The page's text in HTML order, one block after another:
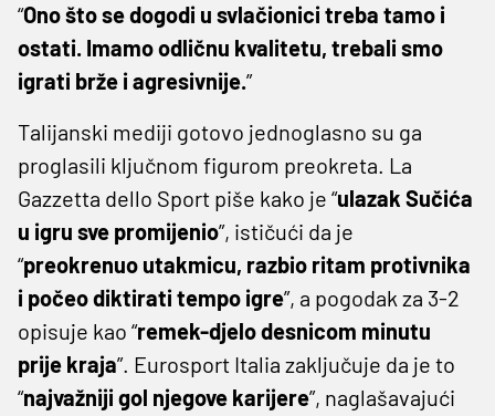
“Ono što se dogodi u svlačionici treba tamo i
ostati. Imamo odličnu kvalitetu, trebali smo
igrati brže i agresivnije.”
Talijanski mediji gotovo jednoglasno su ga
proglasili ključnom figurom preokreta. La
Gazzetta dello Sport piše kako je “ulazak Sučića
u igru sve promijenio”, ističući da je
“preokrenuo utakmicu, razbio ritam protivnika
i počeo diktirati tempo igre”, a pogodak za 3-2
opisuje kao “remek-djelo desnicom minutu
prije kraja”. Eurosport Italia zaključuje da je to
“najvažniji gol njegove karijere”, naglašavajući